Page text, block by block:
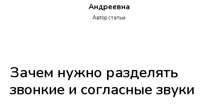
Андреевна
Автор статьи
Зачем нужно разделять
звонкие и согласные звуки